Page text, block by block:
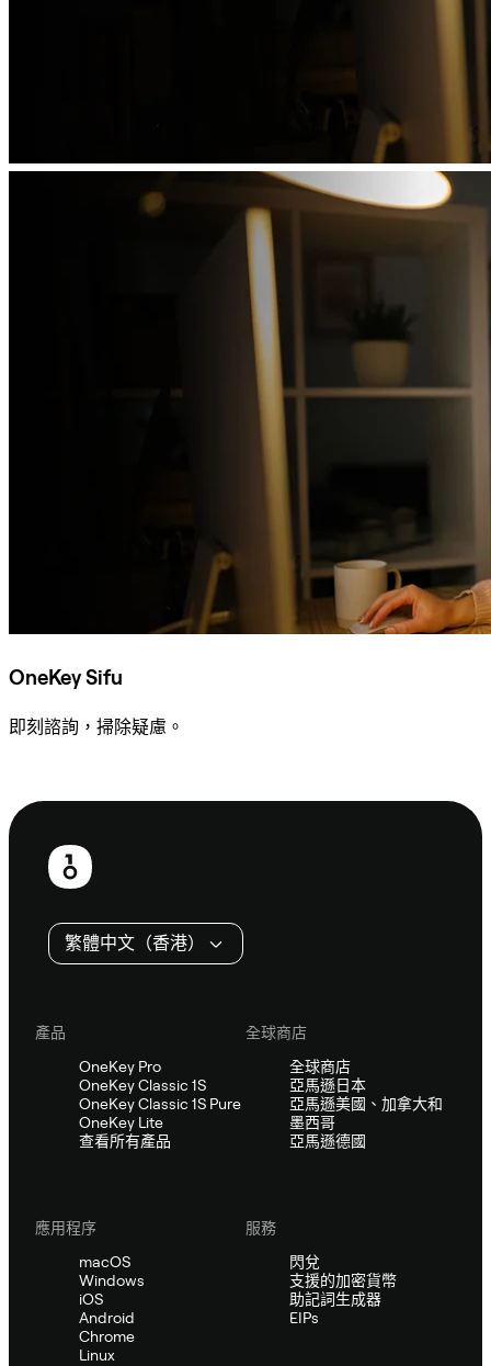
OneKey Sifu
即刻諮詢，掃除疑慮。
頁
繁體中文（香港）
產品
OneKey Pro
OneKey Classic 1S
OneKey Classic 1S Pure
OneKey Lite
查看所有產品
全球商店
全球商店
亞馬遜日本
亞馬遜美國、加拿大和
墨西哥
亞馬遜德國
應用程序
macOS
Windows
iOS
Android
Chrome
Linux
服務
閃兌
支援的加密貨幣
助記詞生成器
EIPs